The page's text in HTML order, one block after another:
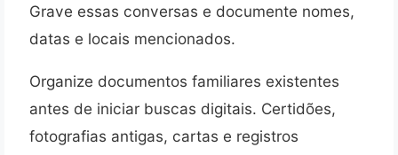
Grave essas conversas e documente nomes,
datas e locais mencionados.
Organize documentos familiares existentes
antes de iniciar buscas digitais. Certidões,
fotografias antigas, cartas e registros